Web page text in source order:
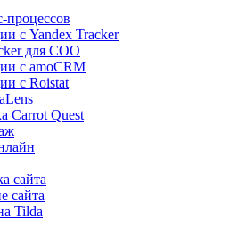
процессов
с Yandex Tracker
для СОО
с amoCRM
с Roistat
Carrot Quest
сайта
сайта
Tilda